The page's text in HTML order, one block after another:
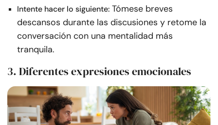
Intente hacer lo siguiente: Tómese breves
descansos durante las discusiones y retome la
conversación con una mentalidad más
tranquila.
3. Diferentes expresiones emocionales